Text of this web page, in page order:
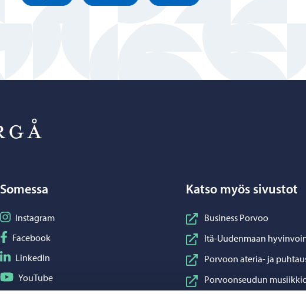
Somessa
Seuraa Instagram
Instagram
Seuraa Facebook
Facebook
Seuraa LinkedIn
LinkedIn
Seuraa YouTube
YouTube
Katso myös sivustot
Business Porvoo
Itä-Uudenmaan
Porvoon ateria- ja
Porvoonseudun